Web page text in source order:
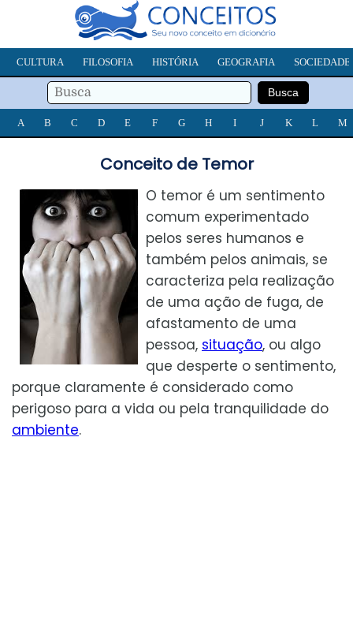
CULTURA FILOSOFIA HISTÓRIA GEOGRAFIA SOCIEDADE
A B C D E F G H I J K L M
Conceito de Temor
O temor é um sentimento
comum experimentado
pelos seres humanos e
também pelos animais, se
caracteriza pela realização
de uma ação de fuga, de
afastamento de uma
pessoa, situação, ou algo
que desperte o sentimento,
porque claramente é considerado como
perigoso para a vida ou pela tranquilidade do
ambiente.